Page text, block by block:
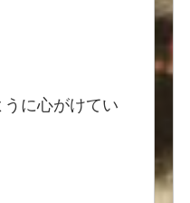
に心がけてい